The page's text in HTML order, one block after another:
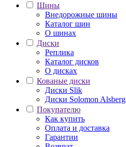
Шины
Внедорожные шины
Каталог шин
О шинах
Диски
Реплика
Каталог дисков
О дисках
Кованые диски
Диски Slik
Диски Solomon Alsberg
Покупателю
Как купить
Оплата и доставка
Гарантии